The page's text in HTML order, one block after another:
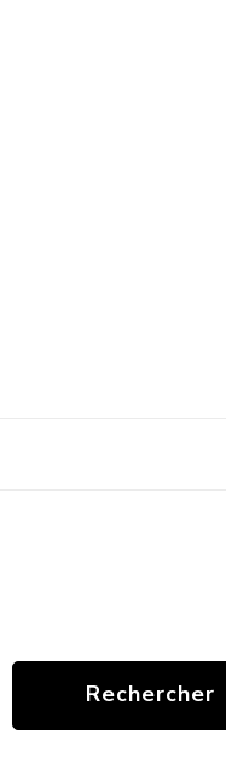
Rechercher